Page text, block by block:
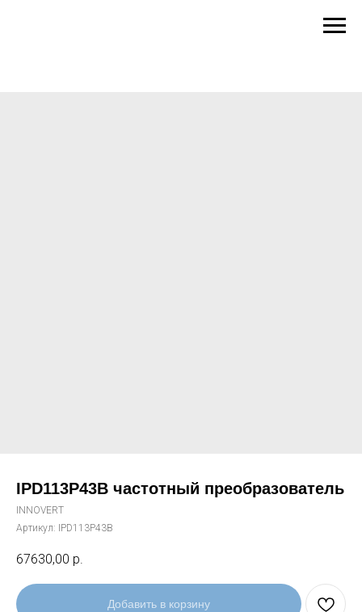
IPD113P43B частотный преобразователь
INNOVERT
Артикул: IPD113P43B
67630,00 р.
Добавить в корзину